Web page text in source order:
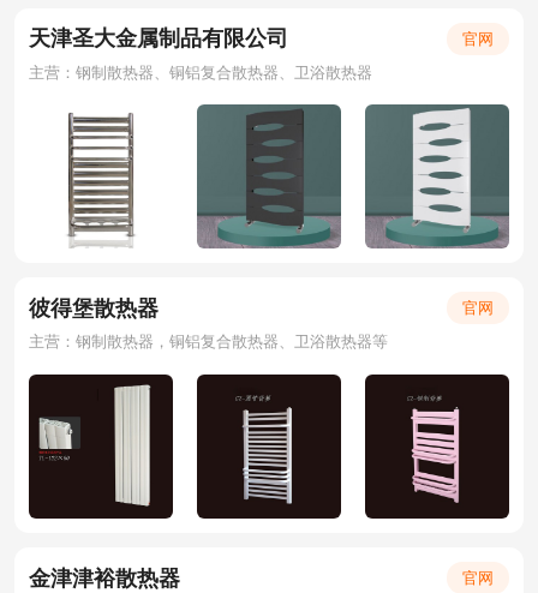
天津圣大金属制品有限公司
官网
主营：钢制散热器、铜铝复合散热器、卫浴散热器
彼得堡散热器
官网
主营：钢制散热器，铜铝复合散热器、卫浴散热器等
金津津裕散热器
官网